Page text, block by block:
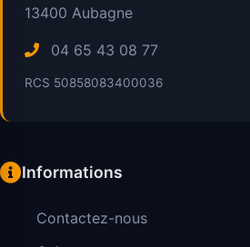
13400 Aubagne
04 65 43 08 77
RCS 50858083400036
Informations
Contactez-nous